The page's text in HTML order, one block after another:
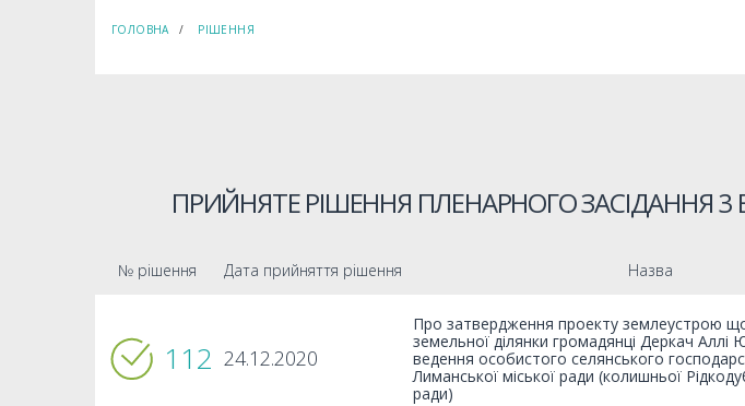
ГОЛОВНА РІШЕННЯ
ПРИЙНЯТЕ РІШЕННЯ ПЛЕНАРНОГО ЗАСІДАННЯ 3
№ рішення Дата прийняття рішення Назва
112 24.12.2020
Про затвердження проекту землеустрою
земельної ділянки громадянці Деркач Аллі
ведення особистого селянського
Лиманської міської ради (колишньої
ради)